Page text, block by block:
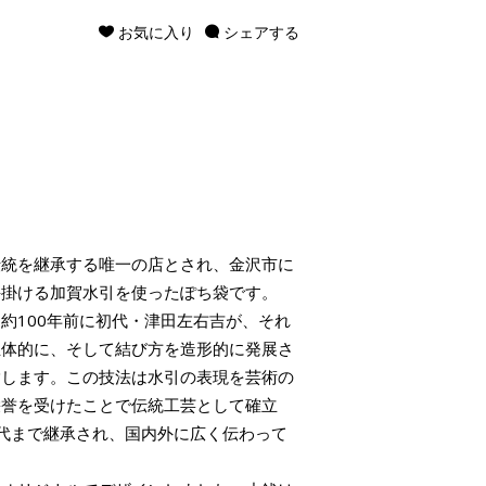
シェアする
お気に入り
を継承する唯一の店とされ、金沢市に
ける加賀水引を使ったぽち袋です。
100年前に初代・津田左右吉が、それ
的に、そして結び方を造形的に発展さ
ます。この技法は水引の表現を芸術の
を受けたことで伝統工芸として確立
で継承され、国内外に広く伝わって